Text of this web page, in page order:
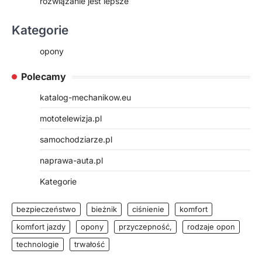
Kategorie
opony
Polecamy
katalog-mechanikow.eu
mototelewizja.pl
samochodziarze.pl
naprawa-auta.pl
Kategorie
bezpieczeństwo bieżnik ciśnienie
komfort
komfort jazdy
opony przyczepność,
rodzaje opon
technologie
trwałość